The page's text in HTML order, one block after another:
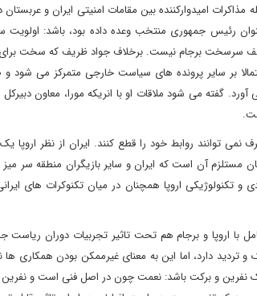
امیدوارکننده بین مقامات امنیتی ایران و عربستان
رئیس جمهوری منتخب وعده داده بود، باشد:
سرسخت برجام نیست. برخلاف جواد ظریف که سخت
بر سایر پرونده های سیاست خارجی متمرکز می شود و
گفته می شود ملاقات او با انریکه مورا، معاون دبیرکل
توانند روابط خود را قطع کنند. ایران از نظر اروپا یک
مستلزم آن است که ایران و سایر بازیگران منطقه سر میز
تکنولوژیکی اروپا همچنان در میان تکنوکرات های
با اروپا و برجام هم تحت تاثیر تجربیات دوران ریاست
دارد، اما این به معنای غیرممکن بودن همکاری
نفرین و برکت باشد: نعمت چون در اصل فنی است و نفرین